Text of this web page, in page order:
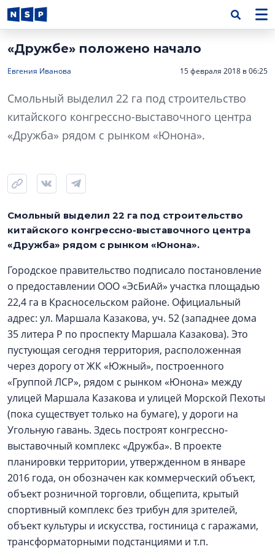
«Дружбе» положено начало
Евгения Иванова 15 февраля 2018 в 06:25
Смольный выделил 22 га под строительство
китайского конгрессно-выставочного центра
«Дружба» рядом с рынком «Юнона».
Смольный выделил 22 га под строительство
китайского конгрессно-выставочного центра
«Дружба» рядом с рынком «Юнона».
Городское правительство подписало постановление
о предоставлении ООО «ЭсБиАй» участка площадью
22,4 га в Красносельском районе. Официальный
адрес: ул. Маршала Казакова, уч. 52 (западнее дома
35 литера Р по проспекту Маршала Казакова). Это
пустующая сегодня территория, расположенная
через дорогу от ЖК «Южный», построенного
«Группой ЛСР», рядом с рынком «Юнона» между
улицей Маршала Казакова и улицей Морской Пехоты
(пока существует только на бумаге), у дороги на
Угольную гавань. Здесь построят конгрессно-
выставочный комплекс «Дружба». В проекте
планировки территории, утвержденном в январе
2016 года, он обозначен как коммерческий объект,
объект розничной торговли, общепита, крытый
спортивный комплекс без трибун для зрителей,
объект культуры и искусства, гостиница с гаражами,
трансформаторными подстанциями и т.п.